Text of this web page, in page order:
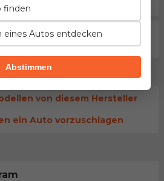
Kommentare. Seien sie der
nun was?
von diesem Hersteller
ein Auto vorzuschlagen
finden
eines Autos entdecken
Abstimmen